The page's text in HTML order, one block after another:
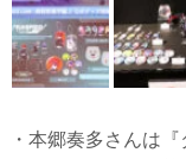
・本郷奏多さんは